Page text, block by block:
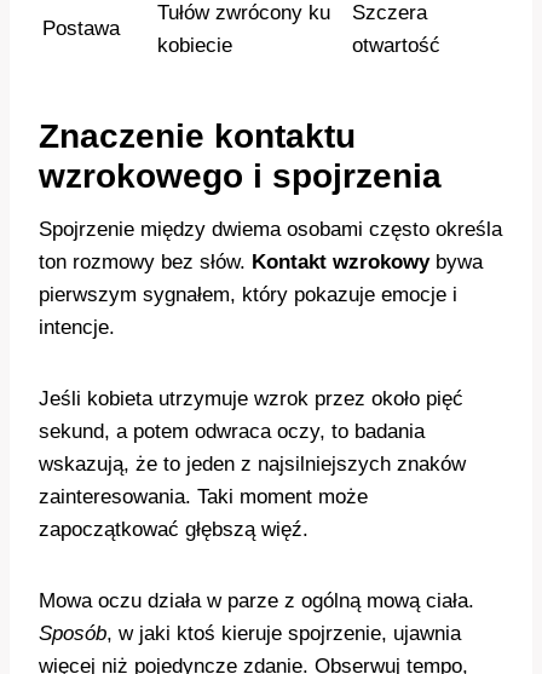
Postawa
Tułów zwrócony ku
kobiecie
Szczera
otwartość
Znaczenie kontaktu
wzrokowego i spojrzenia
Spojrzenie między dwiema osobami często określa
ton rozmowy bez słów. Kontakt wzrokowybywa
pierwszym sygnałem, który pokazuje emocje i
intencje.
Jeśli kobieta utrzymuje wzrok przez około pięć
sekund, a potem odwraca oczy, to badania
wskazują, że to jeden z najsilniejszych znaków
zainteresowania. Taki moment może
zapoczątkować głębszą więź.
Mowa oczu działa w parze z ogólną mową ciała.
Sposób, w jaki ktoś kieruje spojrzenie, ujawnia
więcej niż pojedyncze zdanie. Obserwuj tempo,